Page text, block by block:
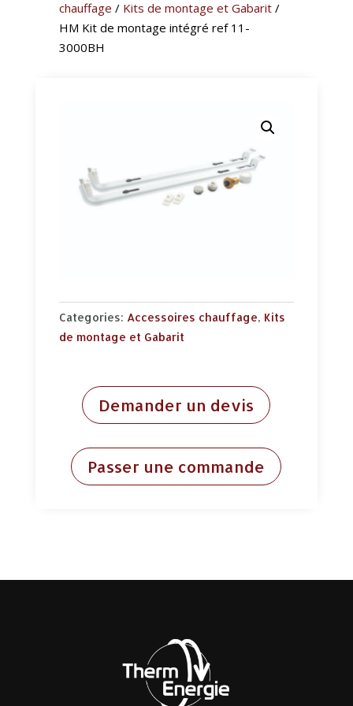
chauffage / Kits de montage et Gabarit/
HM Kit de montage intégré ref 11-
3000BH
Categories: Accessoires chauffage, Kits
de montage et Gabarit
Demander un devis
Passer une commande